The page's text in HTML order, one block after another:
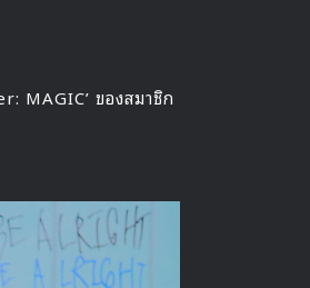
MAGIC’ ของสมาชิก